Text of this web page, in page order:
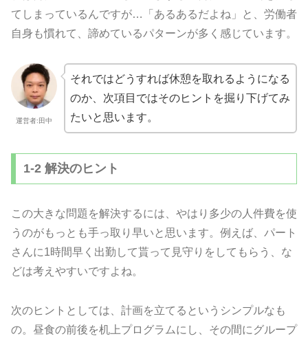
てしまっているんですが…「あるあるだよね」と、労働者
自身も慣れて、諦めているパターンが多く感じています。
運営者:田中
それではどうすれば休憩を取れるようになる
のか、次項目ではそのヒントを掘り下げてみ
たいと思います。
1-2 解決のヒント
この大きな問題を解決するには、やはり多少の人件費を使
うのがもっとも手っ取り早いと思います。例えば、パート
さんに1時間早く出勤して貰って見守りをしてもらう、な
どは考えやすいですよね。
次のヒントとしては、計画を立てるというシンプルなも
の。昼食の前後を机上プログラムにし、その間にグループ